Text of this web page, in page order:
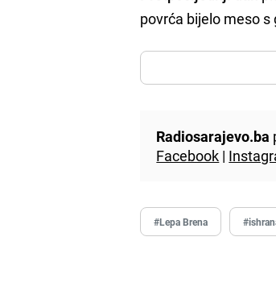
povrća bijelo meso s
Radiosarajevo.ba
Facebook |
#Lepa Brena